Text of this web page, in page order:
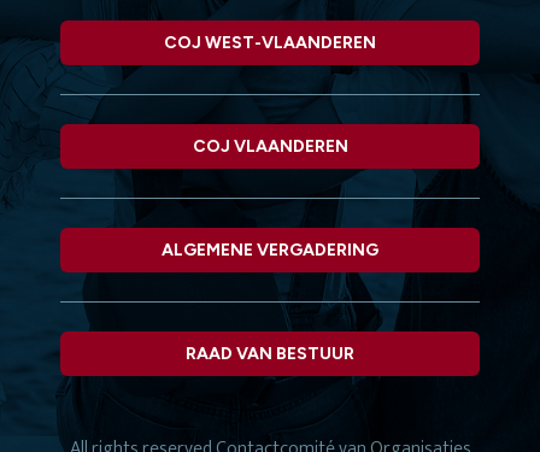
COJ WEST-VLAANDEREN
COJ VLAANDEREN
ALGEMENE VERGADERING
RAAD VAN BESTUUR